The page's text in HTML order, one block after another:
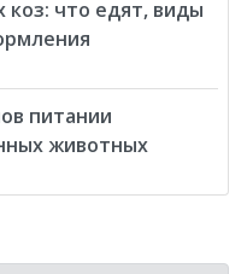
что едят, виды
питании
животных